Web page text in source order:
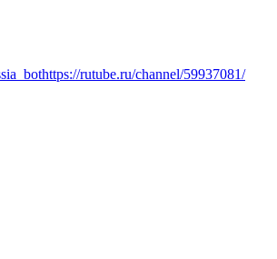
https://rutube.ru/channel/59937081/